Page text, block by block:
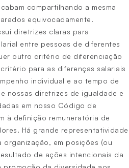
compartilhando a mesma
equivocadamente.
diretrizes claras para
entre pessoas de diferentes
outro critério de diferenciação
para as diferenças salariais
individual e ao tempo de
nossas diretrizes de igualdade e
em nosso Código de
à definição remuneratória de
Há grande representatividade
organização, em posições (ou
de ações intencionais da